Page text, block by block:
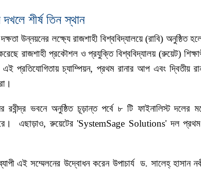
শীর্ষ তিন স্থান
উন্নয়নের লক্ষ্যে রাজশাহী বিশ্ববিদ্যালয়ে (রাবি) অনুষ্ঠিত
রাজশাহী প্রকৌশল ও প্রযুক্তি বিশ্ববিদ্যালয় (রুয়েট)
প্রতিযোগিতায় চ্যাম্পিয়ন, প্রথম রানার আপ এবং দ্বিতীয়
রবীন্দ্র ভবনে অনুষ্ঠিত চূড়ান্ত পর্বে ৮ টি ফাইনালিস্ট দলের
এছাড়াও, রুয়েটের 'SystemSage Solutions' দল
এই সম্মেলনের উদ্বোধন করেন উপাচার্য ড. সালেহ্ হাসান